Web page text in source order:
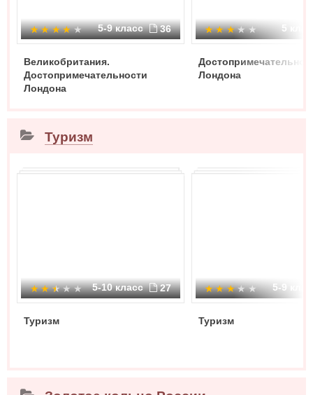
5-9 класс 36
Великобритания.
Достопримечательности
Лондона
5
Лондона
Туризм
5-10 класс 27
Туризм
5-9
Туризм